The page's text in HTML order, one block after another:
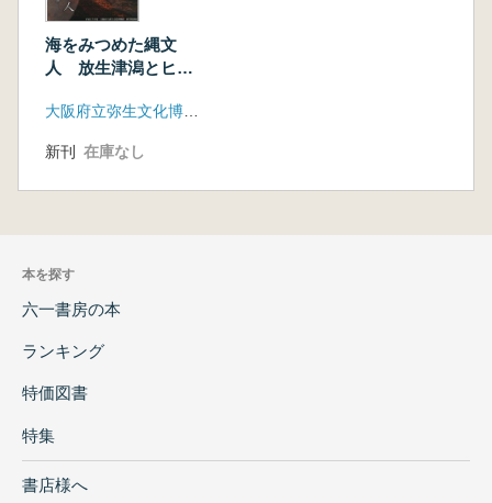
海をみつめた縄文
人 放生津潟とヒス
新刊 在庫なし
本を探す
六一書房の本
ランキング
特価図書
特集
書店様へ